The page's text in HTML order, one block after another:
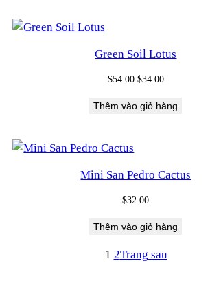
Green Soil Lotus
$54.00 Giá
là:
$34.00Giá
tại
Thêm vào giỏ hàng
Mini San Pedro Cactus
$32.00
Thêm vào giỏ hàng
1 2Trang sau